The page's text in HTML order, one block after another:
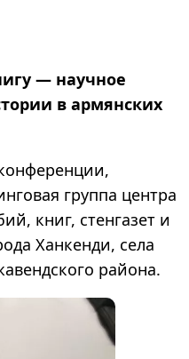
— научное
в армянских
группа центра
книг, стенгазет и
Ханкенди, села
района.